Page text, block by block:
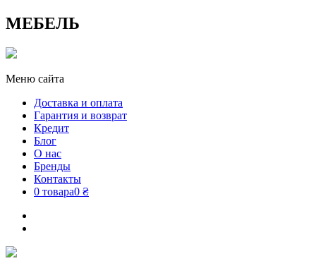
МЕБЕЛЬ
Меню сайта
Доставка и оплата
Гарантия и возврат
Кредит
Блог
О нас
Бренды
Контакты
0 товара0 ₴